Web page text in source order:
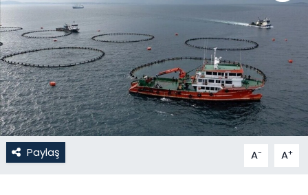
Paylaş A- A+
KKTC
KKTC YEREL SEÇİM 2018
Kültür Sanat
Magazin
Moda